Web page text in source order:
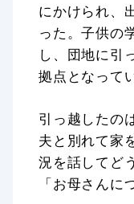
にかけられ、
った。子供の
し、団地に引
拠点となって
引っ越したの
夫と別れて家
況を話してど
「お母さんに